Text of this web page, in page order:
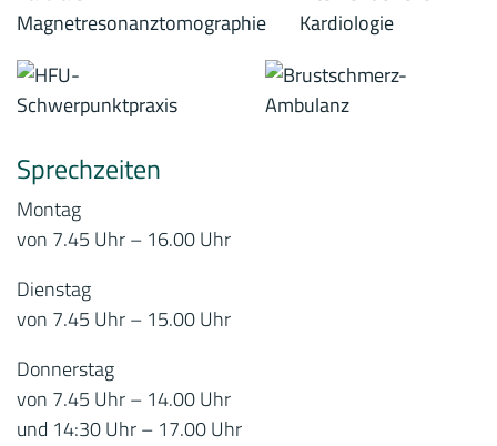
Sprechzeiten
Montag
von 7.45 Uhr – 16.00 Uhr
Dienstag
von 7.45 Uhr – 15.00 Uhr
Donnerstag
von 7.45 Uhr – 14.00 Uhr
und 14:30 Uhr – 17.00 Uhr